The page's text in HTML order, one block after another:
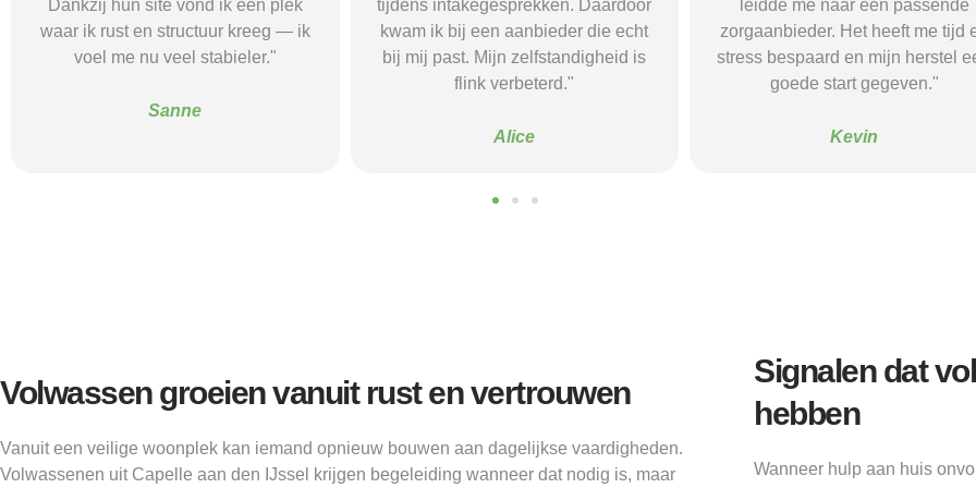
tijdens intakegesprekken. Daardoor
kwam ik bij een aanbieder die echt
bij mij past. Mijn zelfstandigheid is
leidde me naar een passende
zorgaanbieder. Het heeft me tijd en
stress bespaard en mijn herstel een
goede start gegeven."
Kevin
Dankzij hun site vond ik een
waar ik rust en structuur kreeg —
voel me nu veel stabieler."
Volwassen groeien vanuit rust en vertrouwen
Vanuit een veilige woonplek kan iemand opnieuw bouwen aan dagelijkse vaardigheden.
Volwassenen uit Capelle aan den IJssel krijgen begeleiding wanneer dat nodig is, maar
Signalen dat
hebben
Wanneer hulp aan huis